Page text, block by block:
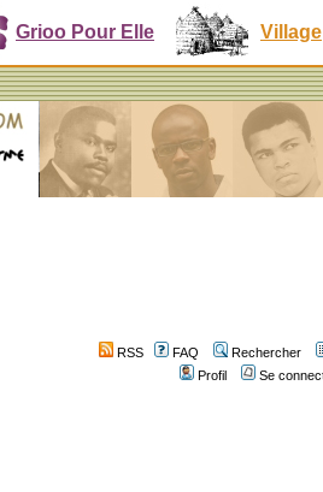
Grioo Pour Elle Village
RSS FAQ
Rechercher
Profil
Se